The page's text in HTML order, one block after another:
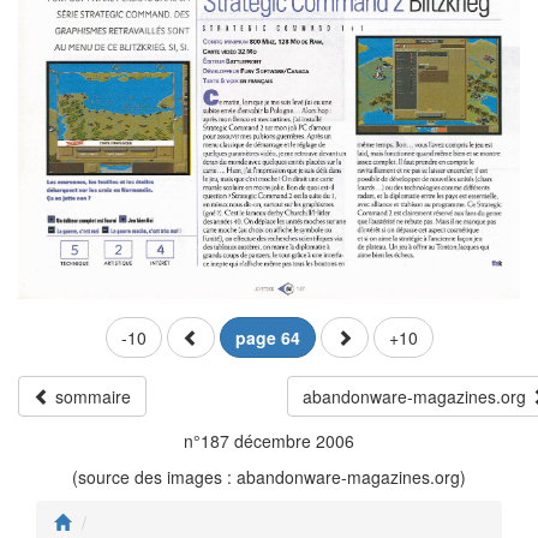
-10 page 64 +10
sommaire
abandonware-magazines.org
n°187 décembre 2006
(source des images : abandonware-magazines.org)